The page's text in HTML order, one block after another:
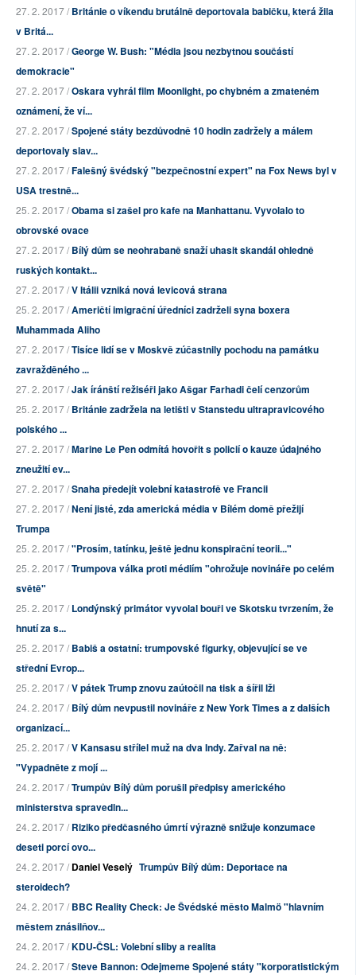
27. 2. 2017 /Británie o víkendu brutálně deportovala babičku, která žila
v Britá...
27. 2. 2017 /George W. Bush: "Média jsou nezbytnou součástí
demokracie"
27. 2. 2017 /Oskara vyhrál film Moonlight, po chybném a zmateném
oznámení, že ví...
27. 2. 2017 /Spojené státy bezdůvodně 10 hodin zadržely a málem
deportovaly slav...
27. 2. 2017 /Falešný švédský "bezpečnostní expert" na Fox News byl v
USA trestně...
25. 2. 2017 /Obama si zašel pro kafe na Manhattanu. Vyvolalo to
obrovské ovace
27. 2. 2017 /Bílý dům se neohrabaně snaží uhasit skandál ohledně
ruských kontakt...
27. 2. 2017 /V Itálii vzniká nová levicová strana
25. 2. 2017 /Američtí imigrační úředníci zadrželi syna boxera
Muhammada Aliho
27. 2. 2017 /Tisíce lidí se v Moskvě zúčastnily pochodu na památku
zavražděného ...
27. 2. 2017 /Jak íránští režiséři jako Ašgar Farhadi čelí cenzorům
25. 2. 2017 /Británie zadržela na letišti v Stanstedu ultrapravicového
polského ...
27. 2. 2017 /Marine Le Pen odmítá hovořit s policií o kauze údajného
zneužití ev...
27. 2. 2017 /Snaha předejít volební katastrofě ve Francii
27. 2. 2017 /Není jisté, zda americká média v Bílém domě přežijí
Trumpa
25. 2. 2017 /"Prosím, tatínku, ještě jednu konspirační teorii..."
25. 2. 2017 /Trumpova válka proti médiím "ohrožuje novináře po celém
světě"
25. 2. 2017 /Londýnský primátor vyvolal bouři ve Skotsku tvrzením, že
hnutí za s...
25. 2. 2017 /Babiš a ostatní: trumpovské figurky, objevující se ve
střední Evrop...
25. 2. 2017 /V pátek Trump znovu zaútočil na tisk a šířil lži
24. 2. 2017 /Bílý dům nevpustil novináře z New York Times a z dalších
organizací...
25. 2. 2017 /V Kansasu střílel muž na dva Indy. Zařval na ně:
"Vypadněte z mojí ...
24. 2. 2017 /Trumpův Bílý dům porušil předpisy amerického
ministerstva spravedln...
24. 2. 2017 /Riziko předčasného úmrtí výrazně snižuje konzumace
deseti porcí ovo...
24. 2. 2017 /Daniel Veselý Trumpův Bílý dům: Deportace na
steroidech?
24. 2. 2017 /BBC Reality Check: Je Švédské město Malmö "hlavním
městem znásilňov...
24. 2. 2017 /KDU-ČSL: Volební sliby a realita
24. 2. 2017 /Steve Bannon: Odejmeme Spojené státy "korporatistickým